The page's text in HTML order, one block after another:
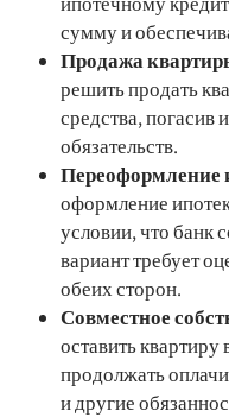
сумму и
Продажа
решить продать
средства, погасив
обязательств.
Переоформление
оформление
условии, что банк
вариант требует
обеих сторон.
Совместное
оставить
продолжать
и другие